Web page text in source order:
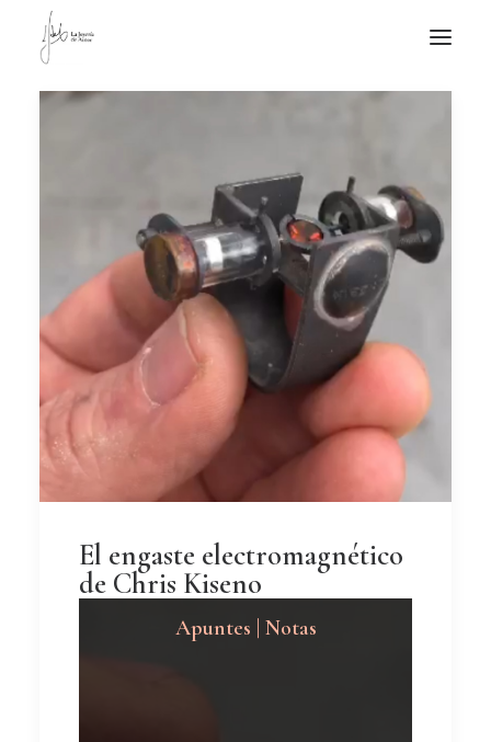
QUIÉN SOY
El engaste electromagnético
de Chris Kiseno
Apuntes | Notas